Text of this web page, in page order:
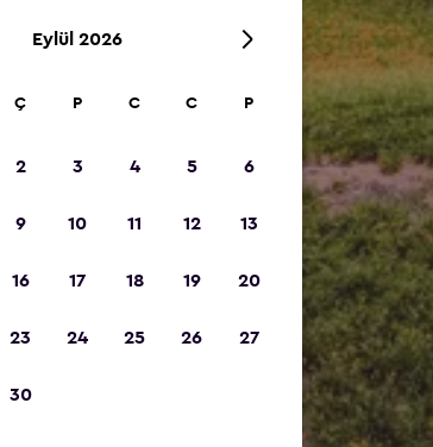
Eylül 2026
Ç P C C P
2 3 4 5 6
9 10 11 12 13
16 17 18 19 20
23 24 25 26 27
30